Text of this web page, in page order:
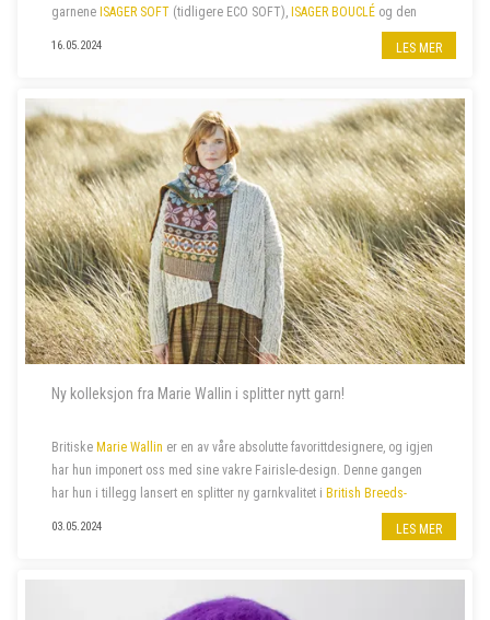
garnene ISAGER SOFT (tidligere ECO SOFT), ISAGER BOUCLÉ og den
. I tillegg har vi nylig fått...
16.05.2024 LES MER
Ny kolleksjon fra Marie Wallin i splitter nytt garn!
Britiske Marie Wallin er en av våre absolutte favorittdesignere, og igjen
har hun imponert oss med sine vakre Fairisle-design. Denne gangen
har hun i tillegg lansert en splitter ny garnkvalitet i British Breeds-
, er
03.05.2024 LES MER